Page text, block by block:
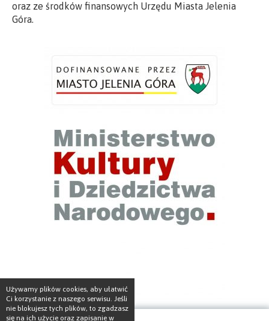
oraz ze środków finansowych Urzędu Miasta Jelenia
Góra.
Używamy plików cookies, aby ułatwić
Ci korzystanie z naszego serwisu. Jeśli
nie blokujesz tych plików, to zgadzasz
się na ich użycie oraz zapisanie w